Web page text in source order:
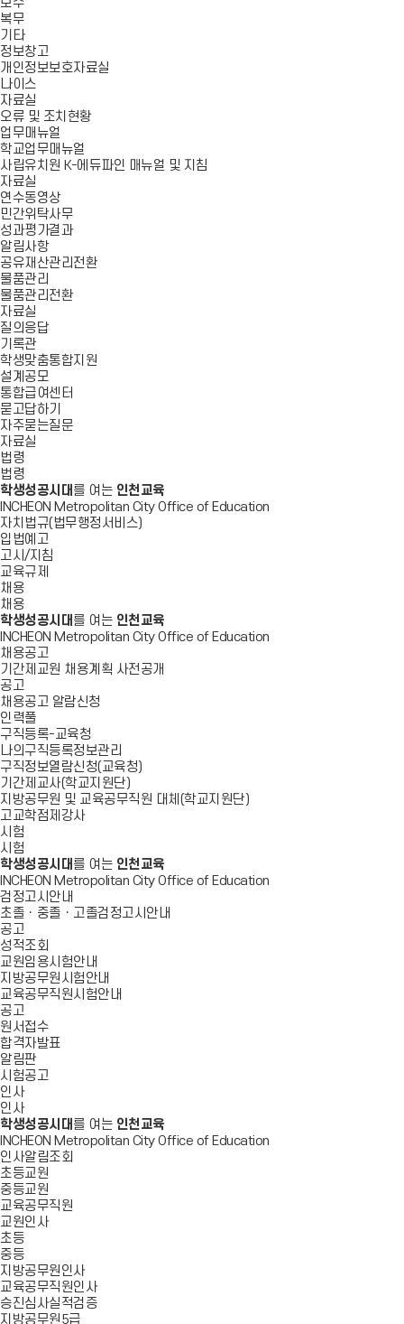
보수
복무
기타
정보창고
개인정보보호자료실
나이스
자료실
오류 및 조치현황
업무매뉴얼
학교업무매뉴얼
사립유치원 K-에듀파인 매뉴얼 및 지침
자료실
연수동영상
민간위탁사무
성과평가결과
알림사항
공유재산관리전환
물품관리
물품관리전환
자료실
질의응답
기록관
학생맞춤통합지원
설계공모
통합급여센터
묻고답하기
자주묻는질문
자료실
법령
법령
학생성공시대 를 여는 인천교육
INCHEON Metropolitan City Office of Education
자치법규(법무행정서비스)
입법예고
고시/지침
교육규제
채용
채용
학생성공시대 를 여는 인천교육
INCHEON Metropolitan City Office of Education
채용공고
기간제교원 채용계획 사전공개
공고
채용공고 알람신청
인력풀
구직등록-교육청
나의구직등록정보관리
구직정보열람신청(교육청)
기간제교사(학교지원단)
지방공무원 및 교육공무직원 대체(학교지원단)
고교학점제강사
시험
시험
학생성공시대 를 여는 인천교육
INCHEON Metropolitan City Office of Education
검정고시안내
초졸ㆍ중졸ㆍ고졸검정고시안내
공고
성적조회
교원임용시험안내
지방공무원시험안내
교육공무직원시험안내
공고
원서접수
합격자발표
알림판
시험공고
인사
인사
학생성공시대 를 여는 인천교육
INCHEON Metropolitan City Office of Education
인사알림조회
초등교원
중등교원
교육공무직원
교원인사
초등
중등
지방공무원인사
교육공무직원인사
승진심사실적검증
지방공무원5급